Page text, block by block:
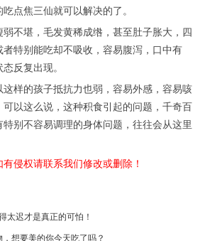
点焦三仙就可以解决的了。
堪，毛发黄稀成绺，甚至肚子胀大，四
者特别能吃却不吸收，容易腹泻，口中有
反复出现。
样的孩子抵抗力也弱，容易外感，容易咳
以这么说，这种积食引起的问题，千奇百
别不容易调理的身体问题，往往会从这里
侵权请联系我们修改或删除！
太迟才是真正的可怕！
想要美的你今天吃了吗？